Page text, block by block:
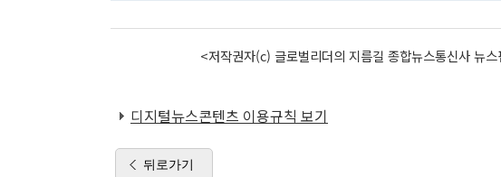
<저작권자(c) 글로벌리더의 지름길 종합뉴스통신사 뉴
디지털뉴스콘텐츠 이용규칙 보기
뒤로가기